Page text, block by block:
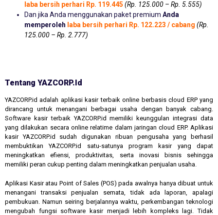
laba bersih perhari Rp. 119.445 (Rp. 125.000 – Rp. 5.555)
Dan jika Anda menggunakan paket premium Anda
memperoleh laba bersih perhari Rp. 122.223 / cabang (Rp.
125.000 – Rp. 2.777)
Tentang YAZCORP.id
YAZCORP.id adalah aplikasi kasir terbaik online berbasis cloud ERP yang
dirancang untuk menangani berbagai usaha dengan banyak cabang.
Software kasir terbaik YAZCORP.id memiliki keunggulan integrasi data
yang dilakukan secara online relatime dalam jaringan cloud ERP. Aplikasi
kasir YAZCORP.id sudah digunakan ribuan pengusaha yang berhasil
membuktikan YAZCORP.id satu-satunya program kasir yang dapat
meningkatkan efiensi, produktivitas, serta inovasi bisnis sehingga
memiliki peran cukup penting dalam meningkatkan penjualan usaha.
Aplikasi Kasir atau Point of Sales (POS) pada awalnya hanya dibuat untuk
menangani transaksi penjualan semata, tidak ada laporan, apalagi
pembukuan. Namun seiring berjalannya waktu, perkembangan teknologi
mengubah fungsi software kasir menjadi lebih kompleks lagi. Tidak